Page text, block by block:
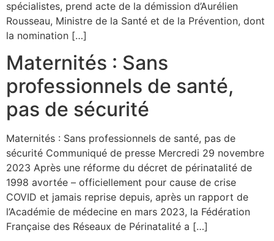
spécialistes, prend acte de la démission d’Aurélien
Rousseau, Ministre de la Santé et de la Prévention, dont
la nomination […]
Maternités : Sans
professionnels de santé,
pas de sécurité
Maternités : Sans professionnels de santé, pas de
sécurité Communiqué de presse Mercredi 29 novembre
2023 Après une réforme du décret de périnatalité de
1998 avortée – officiellement pour cause de crise
COVID et jamais reprise depuis, après un rapport de
l’Académie de médecine en mars 2023, la Fédération
Française des Réseaux de Périnatalité a […]